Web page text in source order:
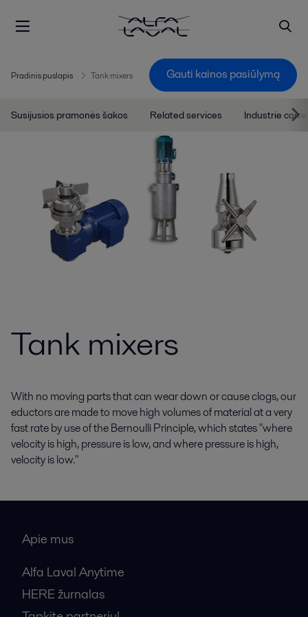
Pradinis puslapis Tank mixers Gauti kainos pasiūlymą
Susijusios pramonės šakos Related services Industrie
Tank mixers
With no moving parts that can wear down or cause clogs, our
eductors are made to move high volumes of material at a very
fast rate by use of the Bernoulli Principle, which states "where
velocity is high, pressure is low, and where pressure is high,
velocity is low."
Apie mus
Alfa Laval Anytime
HERE žurnalas